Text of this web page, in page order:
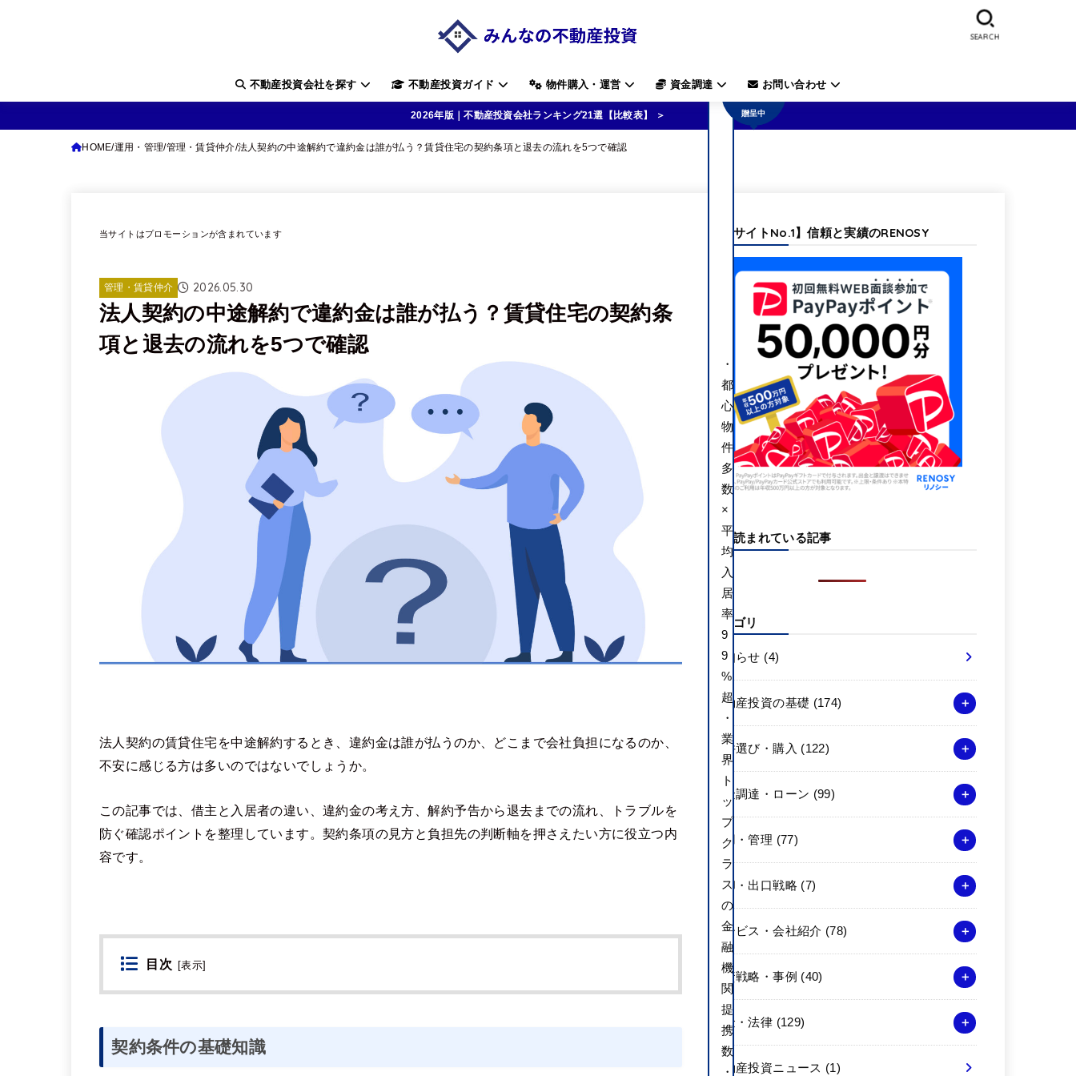
不動産投資会社を探す 不動産投資ガイド 物件購入・運営 資金調達 お問い合わせ
SEARCH
2026年版｜不動産投資会社ランキング21選【比較表】 ＞
HOME 運用・管理 管理・賃貸仲介 法人契約の中途解約で違約金は誰が払う？賃貸住宅の契約条項と退去の流れを5つで確認
当サイトはプロモーションが含まれています
管理・賃貸仲介 2026.05.30
法人契約の中途解約で違約金は誰が払う？賃貸住宅の契約条
項と退去の流れを5つで確認
法人契約の賃貸住宅を中途解約するとき、違約金は誰が払うのか、どこまで会社負担になるのか、
不安に感じる方は多いのではないでしょうか。
この記事では、借主と入居者の違い、違約金の考え方、解約予告から退去までの流れ、トラブルを
防ぐ確認ポイントを整理しています。契約条項の見方と負担先の判断軸を押さえたい方に役立つ内
容です。
目次 [表示]
契約条件の基礎知識
【当サイトNo.1】信頼と実績のRENOSY
よく読まれている記事
カテゴリ
お知らせ (4)
不動産投資の基礎 (174)
物件選び・購入 (122)
資金調達・ローン (99)
運用・管理 (77)
売却・出口戦略 (7)
サービス・会社紹介 (78)
投資戦略・事例 (40)
税金・法律 (129)
不動産投資ニュース (1)
子ギフ
贈呈中
・
都
心
物
件
多
数
×
平
均
入
居
率
9
9
%
超
・
業
界
ト
ッ
プ
ク
ラ
ス
の
金
融
機
関
提
携
数
・